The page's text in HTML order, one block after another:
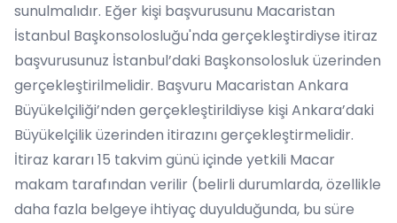
sunulmalıdır. Eğer kişi başvurusunu Macaristan
İstanbul Başkonsolosluğu'nda gerçekleştirdiyse itiraz
başvurusunuz İstanbul’daki Başkonsolosluk üzerinden
gerçekleştirilmelidir. Başvuru Macaristan Ankara
Büyükelçiliği’nden gerçekleştirildiyse kişi Ankara’daki
Büyükelçilik üzerinden itirazını gerçekleştirmelidir.
İtiraz kararı 15 takvim günü içinde yetkili Macar
makam tarafından verilir (belirli durumlarda, özellikle
daha fazla belgeye ihtiyaç duyulduğunda, bu süre